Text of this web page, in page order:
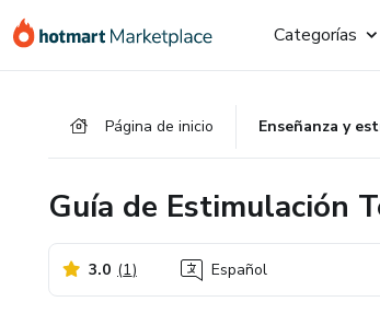
Categorías
Página de inicio Enseñanza y
Guía de Estimulación
3.0 (1) Español